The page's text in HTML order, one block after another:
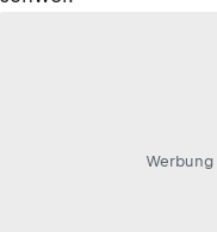
Werbung